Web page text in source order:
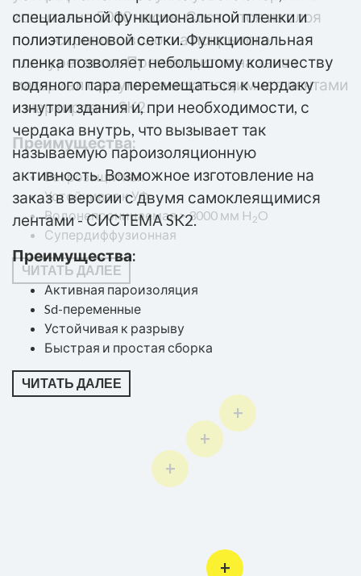
испытание 5000 часов. Состоится из слоя
полиэстрового волокна покрытого
полиуретаном. Производится на заказ
материал с двумя самоклеящимися лентами
– маркировка SK2.
Преимущества:
Ветрозащитная
Устойчивая к УФ
Водонепроницаемая > 3000 мм H 2O
Супердиффузионная
ЧИТАТЬ ДАЛЕЕ
специальной функциональной пленки и
полиэтиленовой сетки. Функциональная
пленка позволяет небольшому количеству
водяного пара перемещаться к чердаку
изнутри здания и, при необходимости, с
чердака внутрь, что вызывает так
называемую пароизоляционную
активность. Возможноe изготовление на
заказ в версии с двумя самоклеящимися
лентами - СИСТЕМА SK2.
Преимущества:
Активная пароизоляция
Sd-переменные
Устойчивaя к разрыву
Быстрая и простая сборка
ЧИТАТЬ ДАЛЕЕ